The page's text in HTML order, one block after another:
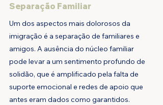
Separação Familiar
Um dos aspectos mais dolorosos da
imigração é a separação de familiares e
amigos. A ausência do núcleo familiar
pode levar a um sentimento profundo de
solidão, que é amplificado pela falta de
suporte emocional e redes de apoio que
antes eram dados como garantidos.